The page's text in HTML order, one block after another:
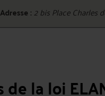
Adresse : 2 bis Place Charles
de la loi